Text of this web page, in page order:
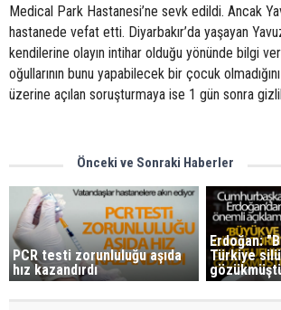
Medical Park Hastanesi’ne sevk edildi. Ancak
hastanede vefat etti. Diyarbakır’da yaşayan
kendilerine olayın intihar olduğu yönünde bilgi
oğullarının bunu yapabilecek bir çocuk
üzerine açılan soruşturmaya ise 1 gün sonra
Önceki ve Sonraki Haberler
PCR testi zorunluluğu aşıda
hız kazandırdı
Erdoğan:
Türkiye